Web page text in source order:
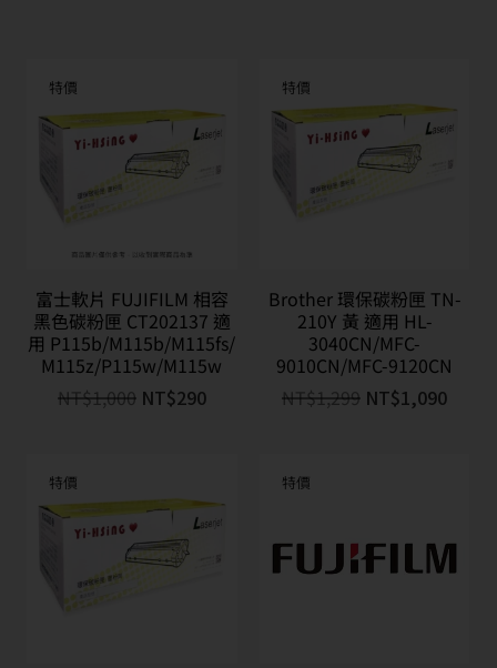
特價
富士軟片 FUJIFILM 相容
黑色碳粉匣 CT202137 適
用 P115b/M115b/M115fs/
M115z/P115w/M115w
NT$1,000 NT$290
特價
Brother 環保碳粉匣 TN-
210Y 黃 適用 HL-
3040CN/MFC-
9010CN/MFC-9120CN
NT$1,299 NT$1,090
特價 特價